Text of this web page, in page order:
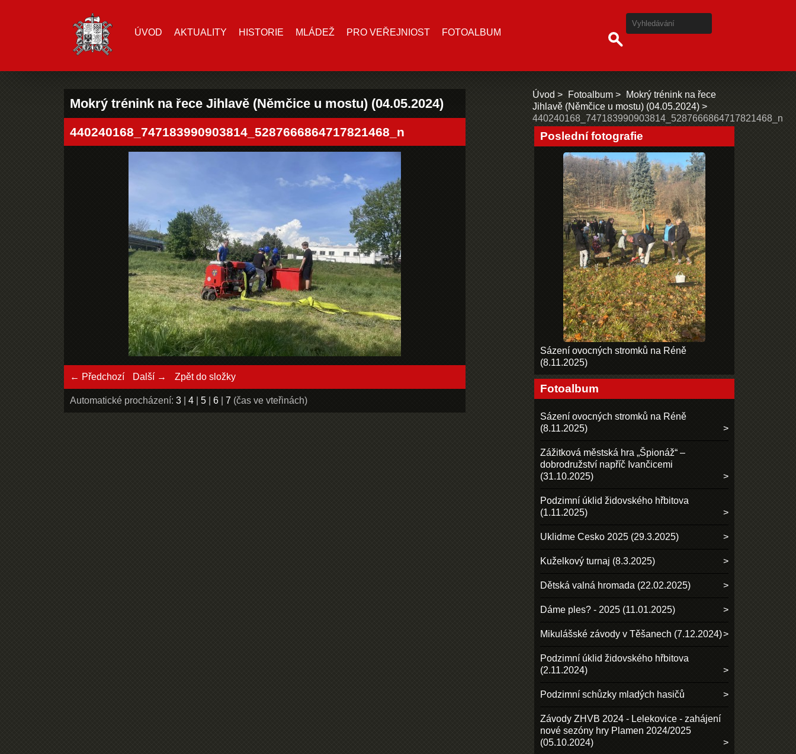
ÚVOD AKTUALITY HISTORIE MLÁDEŽ PRO VEŘEJNIOST FOTOALBUM
Mokrý trénink na řece Jihlavě (Němčice u mostu) (04.05.2024)
440240168_747183990903814_5287666864717821468_n
← Předchozí Další → Zpět do složky
Automatické procházení: 3| 4| 5| 6| 7(čas ve vteřinách)
Úvod Fotoalbum
Mokrý trénink na řece
Jihlavě (Němčice u mostu) (04.05.2024)
440240168_747183990903814_5287666864717821468_n
Poslední fotografie
Sázení ovocných stromků na Réně
(8.11.2025)
Fotoalbum
Sázení ovocných stromků na Réně
(8.11.2025)
Zážitková městská hra „Špionáž“ –
dobrodružství napříč Ivančicemi
(31.10.2025)
Podzimní úklid židovského hřbitova
(1.11.2025)
Uklidme Cesko 2025 (29.3.2025)
Kuželkový turnaj (8.3.2025)
Dětská valná hromada (22.02.2025)
Dáme ples? - 2025 (11.01.2025)
Mikulášské závody v Těšanech (7.12.2024)
Podzimní úklid židovského hřbitova
(2.11.2024)
Podzimní schůzky mladých hasičů
Závody ZHVB 2024 - Lelekovice - zahájení
nové sezóny hry Plamen 2024/2025
(05.10.2024)